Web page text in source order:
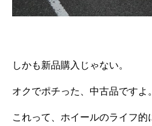
しかも新品購入じゃない。
オクでポチった、中古品ですよ。
これって、ホイールのライフ的